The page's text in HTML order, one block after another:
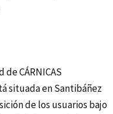
CÁRNICAS
situada en Santibáñez
de los usuarios bajo